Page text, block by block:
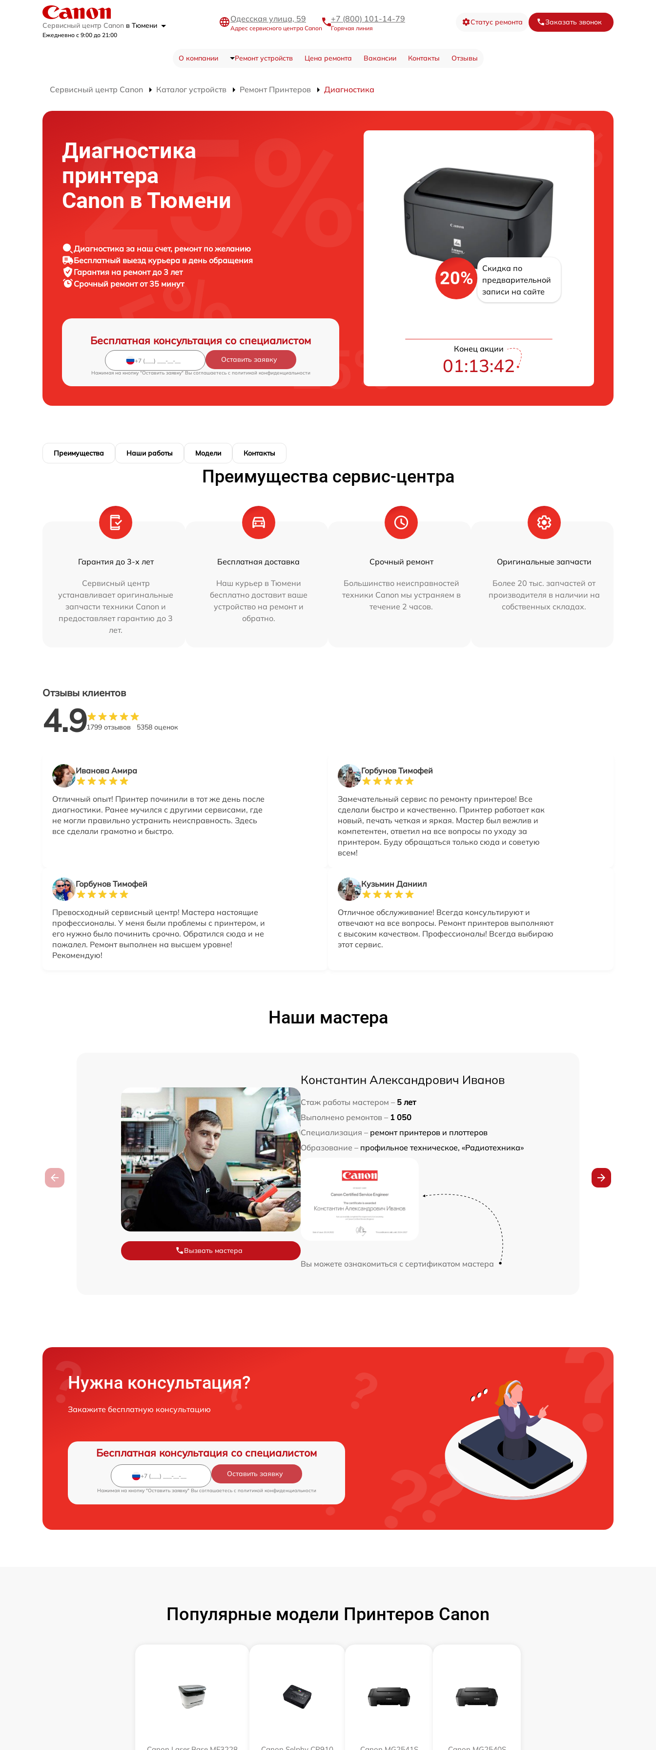
Сервисный центр Canon в Тюмени
Ежедневно с 9:00 до 21:00
Одесская улица, 59
Адрес сервисного центра Canon
+7 (800) 101-14-79
Горячая линия
Статус ремонта Заказать звонок
О компании Ремонт устройств Цена ремонта Вакансии Контакты Отзывы
Сервисный центр Canon Каталог устройств Ремонт Принтеров Диагностика
Диагностика
принтера
Canon в Тюмени
Диагностика за наш счет, ремонт по желанию
Бесплатный выезд курьера в день обращения
Гарантия на ремонт до 3 лет
Срочный ремонт от 35 минут
Бесплатная консультация со специалистом
Оставить заявку
Нажимая на кнопку "Оставить заявку" Вы соглашаетесь c политикой конфиденциальности
20%
Скидка по
предварительной
записи на сайте
Конец акции
01:13:41
Преимущества Наши работы Модели Контакты
Преимущества сервис-центра
Гарантия до 3-х лет
Сервисный центр
устанавливает оригинальные
запчасти техники Canon и
предоставляет гарантию до 3
лет.
Бесплатная доставка
Наш курьер в Тюмени
бесплатно доставит ваше
устройство на ремонт и
обратно.
Срочный ремонт
Большинство неисправностей
техники Canon мы устраняем в
течение 2 часов.
Оригинальные запчасти
Более 20 тыс. запчастей от
производителя в наличии на
собственных складах.
Отзывы клиентов
4.91799 отзывов 5358 оценок
Иванова Амира
Отличный опыт! Принтер починили в тот же день после
диагностики. Ранее мучился с другими сервисами, где
не могли правильно устранить неисправность. Здесь
все сделали грамотно и быстро.
Горбунов Тимофей
Замечательный сервис по ремонту принтеров! Все
сделали быстро и качественно. Принтер работает как
новый, печать четкая и яркая. Мастер был вежлив и
компетентен, ответил на все вопросы по уходу за
принтером. Буду обращаться только сюда и советую
всем!
Горбунов Тимофей
Превосходный сервисный центр! Мастера настоящие
профессионалы. У меня были проблемы с принтером, и
его нужно было починить срочно. Обратился сюда и не
пожалел. Ремонт выполнен на высшем уровне!
Рекомендую!
Кузьмин Даниил
Отличное обслуживание! Всегда консультируют и
отвечают на все вопросы. Ремонт принтеров выполняют
с высоким качеством. Профессионалы! Всегда выбираю
этот сервис.
Наши мастера
Вызвать мастера
Константин Александрович Иванов
Стаж работы мастером – 5 лет
Выполнено ремонтов – 1 050
Специализация – ремонт принтеров и плоттеров
Образование – профильное техническое, «Радиотехника»
Вы можете ознакомиться с сертификатом мастера
Нужна консультация?
Закажите бесплатную консультацию
Бесплатная консультация со специалистом
Оставить заявку
Нажимая на кнопку "Оставить заявку" Вы соглашаетесь c политикой конфиденциальности
Популярные модели Принтеров Canon